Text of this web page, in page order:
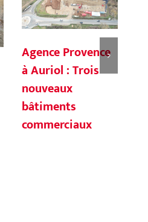
Agence Provence
à Auriol : Trois
nouveaux
bâtiments
commerciaux